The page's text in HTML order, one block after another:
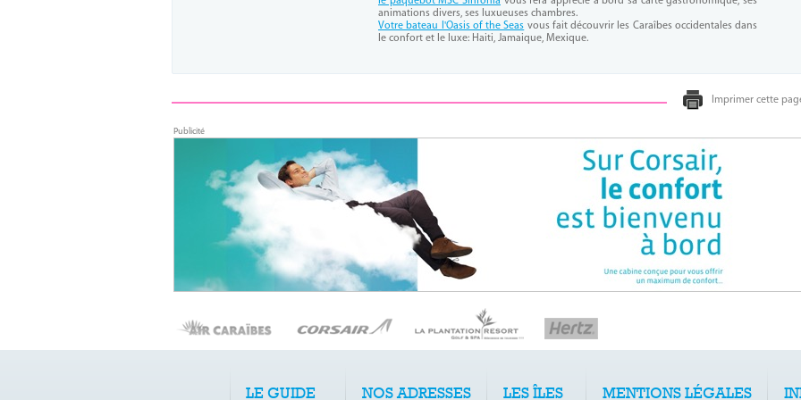
animations divers, ses luxueuses chambres.
Votre bateau l'Oasis of the Seas vous fait découvrir les Caraîbes occidentales dans
le confort et le luxe: Haiti, Jamaique, Mexique.
Imprimer cette
LE GUIDE NOS ADRESSES LES ÎLES MENTIONS LÉGALES